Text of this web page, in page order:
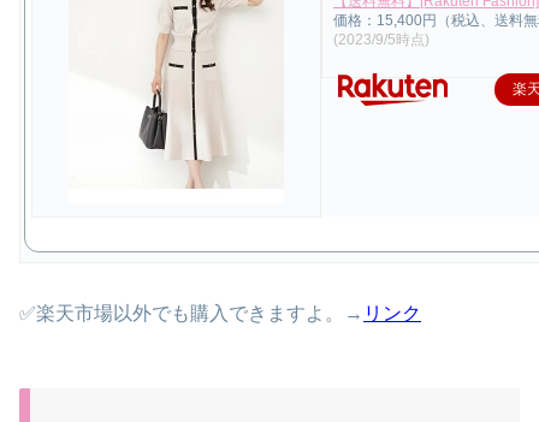
価格：15,400円（税込、送料
(2023/9/5時点)
楽
✅楽天市場以外でも購入できますよ。→ リンク